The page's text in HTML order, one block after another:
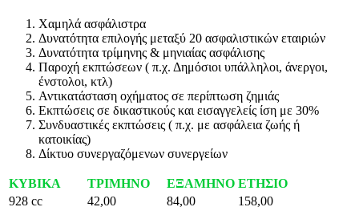
Χαμηλά ασφάλιστρα
Δυνατότητα επιλογής μεταξύ 20 ασφαλιστικών εταιριών
Δυνατότητα τρίμηνης & μηνιαίας ασφάλισης
Παροχή εκπτώσεων ( π.χ. Δημόσιοι υπάλληλοι, άνεργοι,
ένστολοι, κτλ)
Αντικατάσταση οχήματος σε περίπτωση ζημιάς
Εκπτώσεις σε δικαστικούς και εισαγγελείς ίση με 30%
Συνδυαστικές εκπτώσεις ( π.χ. με ασφάλεια ζωής ή
κατοικίας)
Δίκτυο συνεργαζόμενων συνεργείων
ΚΥΒΙΚΑ ΤΡΙΜΗΝΟ ΕΞΑΜΗΝΟ ΕΤΗΣΙΟ
928 cc
42,00 84,00
158,00